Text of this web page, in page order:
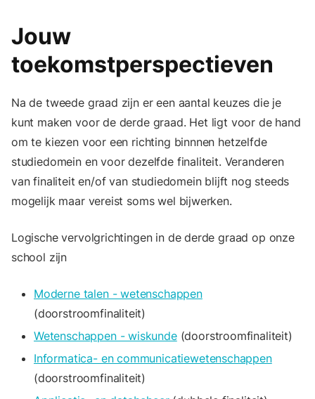
Jouw
toekomstperspectieven
Na de tweede graad zijn er een aantal keuzes die je
kunt maken voor de derde graad. Het ligt voor de hand
om te kiezen voor een richting binnnen hetzelfde
studiedomein en voor dezelfde finaliteit. Veranderen
van finaliteit en/of van studiedomein blijft nog steeds
mogelijk maar vereist soms wel bijwerken.
Logische vervolgrichtingen in de derde graad op onze
school zijn
Moderne talen - wetenschappen
(doorstroomfinaliteit)
Wetenschappen - wiskunde(doorstroomfinaliteit)
Informatica- en communicatiewetenschappen
(doorstroomfinaliteit)